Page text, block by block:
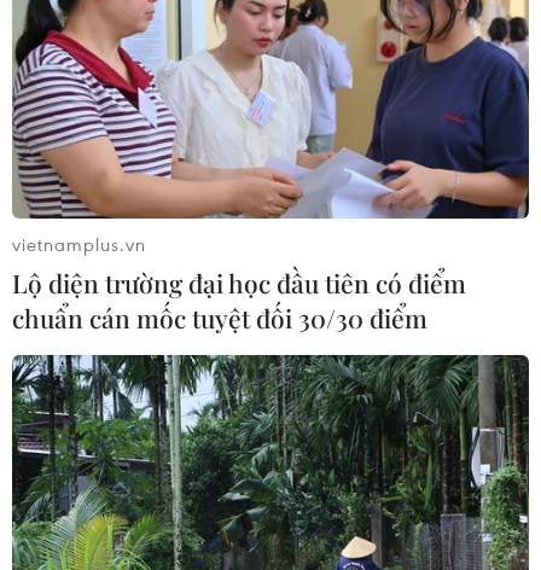
Sẽ ban hành quy chuẩn kỹ thuật đối
với trụ và trạm sạc xe điện trước 30/9
24/07/2026 11:01
Tây Ban Nha trở thành “cứ điểm” xe
điện Trung Quốc tại châu Âu
24/07/2026 08:06
Bridgestone Việt Nam giới thiệu
dòng lốp hiệu suất cao thế hệ mới
Potenza
24/07/2026 06:46
Hà Nội xây dựng phương án hỗ trợ
vietnamplus.vn
Lộ diện trường đại học đầu tiên có điểm
chuẩn cán mốc tuyệt đối 30/30 điểm